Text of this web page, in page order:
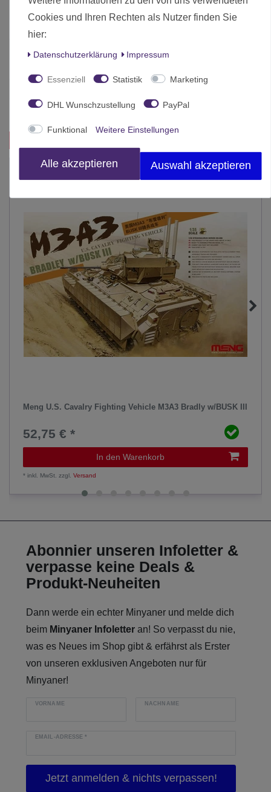
Art.-ID
Altersfreigabe Ohne Altersbeschränkung
Inhalt 1 Stück
Meng U.S. Cavalry Fighting Vehicle M3A3 Bradly w/BUSK III
52,75 € *
In den Warenkorb
*inkl. MwSt. zzgl.Versand
Abonnier unseren Infoletter &
verpasse keine Deals &
Produkt-Neuheiten
Dann werde ein echter Minyaner und melde dich
beim Minyaner Infoletter an! So verpasst du nie,
was es Neues im Shop gibt & erfährst als Erster
von unseren exklusiven Angeboten nur für
Minyaner!
VORNAME NACHNAME
EMAIL-ADRESSE*
Cookies und Ihren Rechten als Nutzer finden Sie
hier:
Daten­schutz­erklärung Impressum
Essenziell Statistik Marketing
DHL Wunschzustellung PayPal
Funktional Weitere Einstellungen
Alle akzeptieren Auswahl akzeptieren